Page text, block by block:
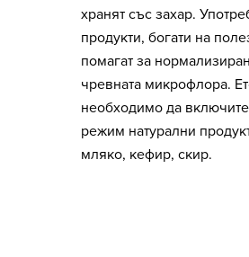
хранят със захар.
продукти, богати на
помагат за
чревната микрофлора.
необходимо да
режим натурални
мляко, кефир, скир.